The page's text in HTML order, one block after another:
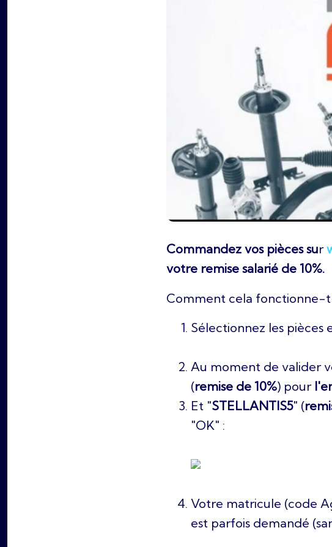
Commandez vos pièces sur
votre remise salarié de 10%.
Comment cela fonctionne-
Sélectionnez les pièces
Au moment de valider
(remise de 10%) pour
Et "STELLANTIS5" (
"OK" :
Votre matricule (code
est parfois demandé